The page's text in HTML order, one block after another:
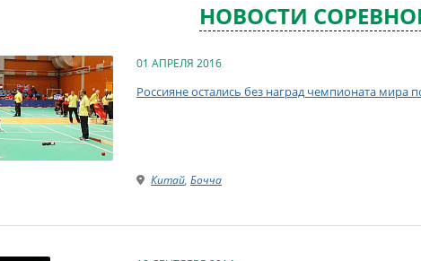
НОВОСТИ
01 АПРЕЛЯ 2016
Россияне остались без наград чемпионата мира
Китай, Бочча